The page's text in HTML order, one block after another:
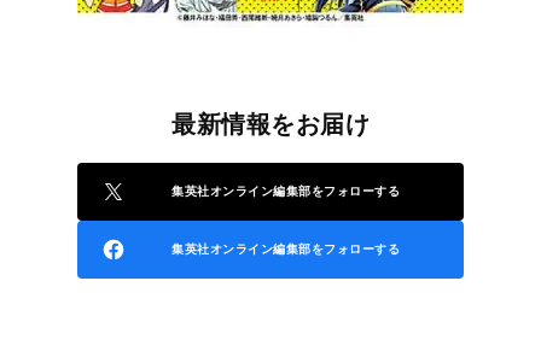
最新情報をお届け
集英社オンライン編集部をフォローする
集英社オンライン編集部をフォローする